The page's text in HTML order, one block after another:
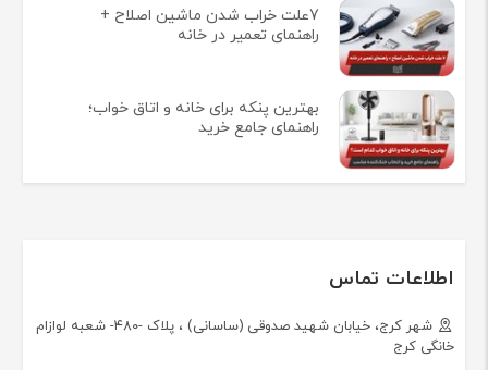
7علت خراب شدن ماشین اصلاح +
راهنمای تعمیر در خانه
بهترین پنکه برای خانه و اتاق خواب؛
راهنمای جامع خرید
اطلاعات تماس
شهر کرج، خیابان شهید صدوقی (ساسانی) ، پلاک -۴۸۰- شعبه لوازام
خانگی کرج